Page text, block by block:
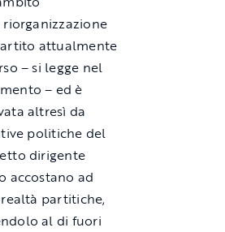
attualmente
– si legge nel
– ed è
altresì da
politiche del
dirigente
accostano ad
partitiche,
al di fuori